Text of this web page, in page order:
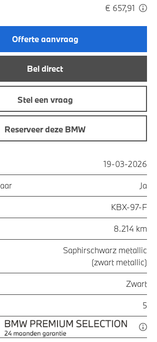
€ 657,91
Offerte aanvraag
Bel direct
Stel een vraag
Reserveer deze BMW
19-03-2026
Ja
KBX-97-F
8.214 km
Saphirschwarz metallic
(zwart metallic)
Zwart
5